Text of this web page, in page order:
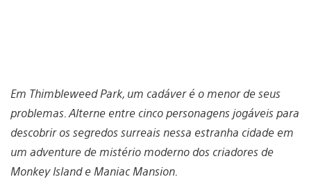
Em Thimbleweed Park, um cadáver é o menor de seus
problemas. Alterne entre cinco personagens jogáveis para
descobrir os segredos surreais nessa estranha cidade em
um adventure de mistério moderno dos criadores de
Monkey Island e Maniac Mansion.